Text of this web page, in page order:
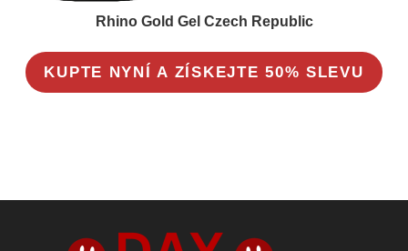
Rhino Gold Gel Czech Republic
KUPTE NYNÍ A ZÍSKEJTE 50% SLEVU